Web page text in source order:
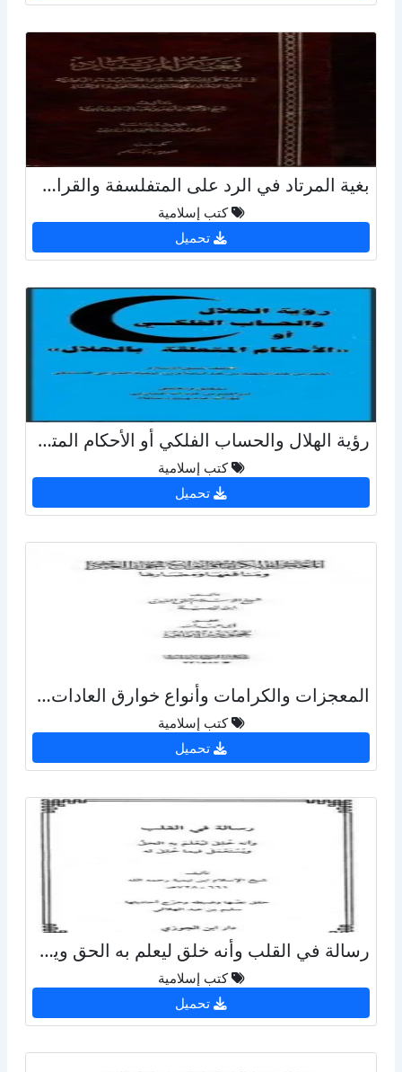
بغية المرتاد في الرد على المتفلسفة والقرامطة والباطنية أهل الإلحاد من القائلين بالحلول والإتحاد
كتب إسلامية
تحميل
رؤية الهلال والحساب الفلكي أو الأحكام المتعلقة بالهلال
كتب إسلامية
تحميل
المعجزات والكرامات وأنواع خوارق العادات ومنافعها ومضارها
كتب إسلامية
تحميل
رسالة في القلب وأنه خلق ليعلم به الحق ويستعمل فيما خلق له
كتب إسلامية
تحميل